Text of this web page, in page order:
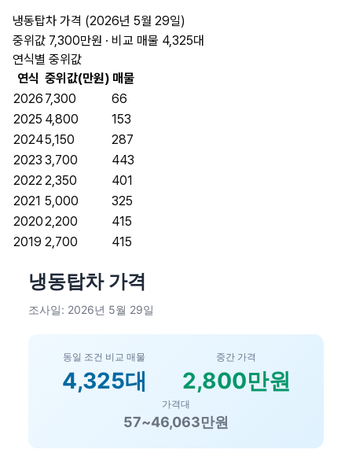
냉동탑차 가격 (2026년 5월 29일)
중위값 7,300만원 · 비교 매물 4,325대
연식별 중위값
연식 중위값(만원) 매물
2026 7,300
66
2025 4,800
153
20245,150
287
2023 3,700
443
2022 2,350
401
2021 5,000
325
20202,200
415
2019 2,700 415
냉동탑차 가격
조사일: 2026년 5월 29일
동일 조건 비교 매물
4,325대
중간 가격
2,800만원
가격대
57~46,063만원